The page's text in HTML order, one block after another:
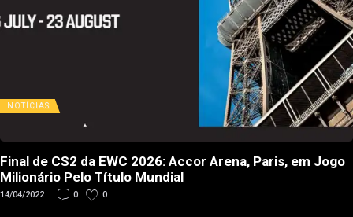
NOTÍCIAS
Final de CS2 da EWC 2026: Accor Arena, Paris, em Jogo
Milionário Pelo Título Mundial
14/04/2022 0 0